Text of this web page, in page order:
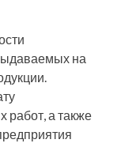
на
работ, а также